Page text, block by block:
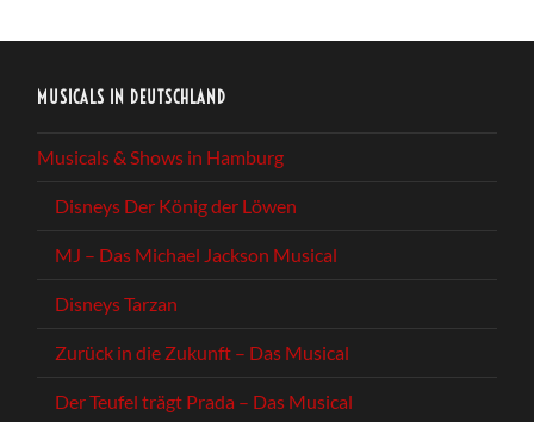
MUSICALS IN DEUTSCHLAND
Musicals & Shows in Hamburg
Disneys Der König der Löwen
MJ – Das Michael Jackson Musical
Disneys Tarzan
Zurück in die Zukunft – Das Musical
Der Teufel trägt Prada – Das Musical